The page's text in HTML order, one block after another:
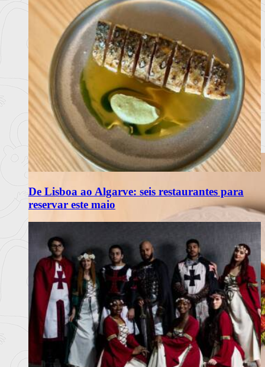
De Lisboa ao Algarve: seis restaurantes para
reservar este maio